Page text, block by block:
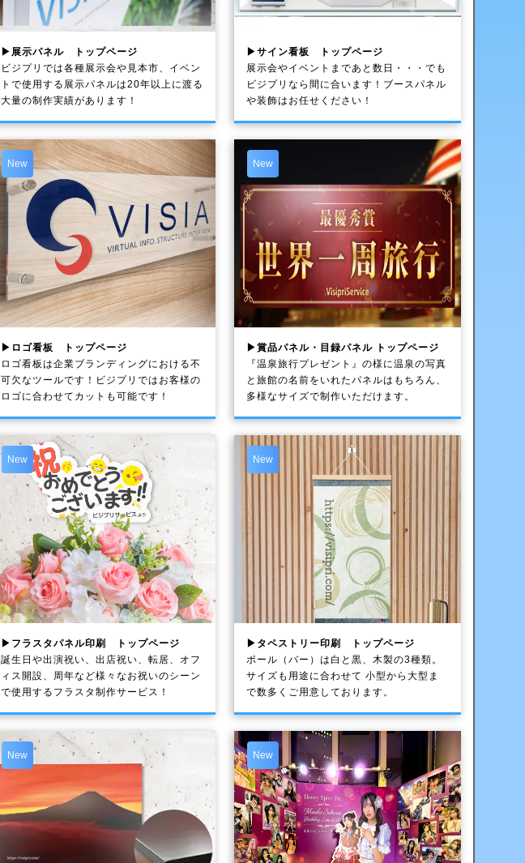
▶展示パネル トップページ
ビジプリでは各種展示会や見本市、イベン
トで使用する展示パネルは20年以上に渡る
大量の制作実績があります！
▶サイン看板 トップページ
展示会やイベントまであと数日・・・でも
ビジプリなら間に合います！ブースパネル
や装飾はお任せください！
New
▶ロゴ看板 トップページ
ロゴ看板は企業ブランディングにおける不
可欠なツールです！ビジプリではお客様の
ロゴに合わせてカットも可能です！
New
▶賞品パネル・目録パネル トップページ
『温泉旅行プレゼント』の様に温泉の写真
と旅館の名前をいれたパネルはもちろん、
多様なサイズで制作いただけます。
New
▶フラスタパネル印刷 トップページ
誕生日や出演祝い、出店祝い、転居、オフ
ィス開設、周年など様々なお祝いのシーン
で使用するフラスタ制作サービス！
New
▶タペストリー印刷 トップページ
ポール（バー）は白と黒、木製の3種類。
サイズも用途に合わせて 小型から大型ま
で数多くご用意しております。
New New